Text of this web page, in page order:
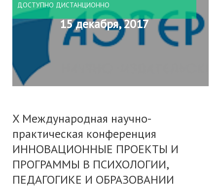
ДОСТУПНО ДИСТАНЦИОННО
15 декабря, 2017
X Международная научно-
практическая конференция
ИННОВАЦИОННЫЕ ПРОЕКТЫ И
ПРОГРАММЫ В ПСИХОЛОГИИ,
ПЕДАГОГИКЕ И ОБРАЗОВАНИИ